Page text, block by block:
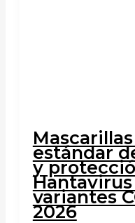
estándar
y
variantes
2026